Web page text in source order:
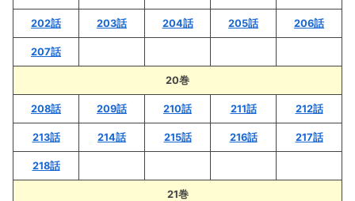
202話 203話 204話 205話 206話
207話
20巻
208話 209話 210話 211話 212話
213話 214話 215話 216話 217話
218話
21巻